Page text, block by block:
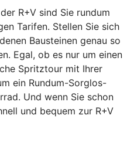
R+V sind Sie rundum
Tarifen. Stellen Sie sich
Bausteinen genau so
Egal, ob es nur um einen
Spritztour mit Ihrer
ein Rundum-Sorglos-
Und wenn Sie schon
und bequem zur R+V